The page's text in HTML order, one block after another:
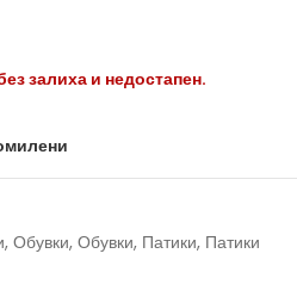
залиха и недостапен.
, Обувки, Обувки, Патики, Патики